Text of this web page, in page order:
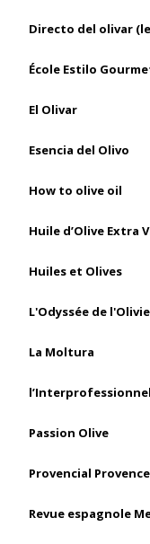
Directo del olivar
École Estilo
El Olivar
Esencia del Olivo
How to olive oil
Huile d’Olive Extra
Huiles et Olives
L'Odyssée de
La Moltura
Passion Olive
Provencial Provence
Revue espagnole